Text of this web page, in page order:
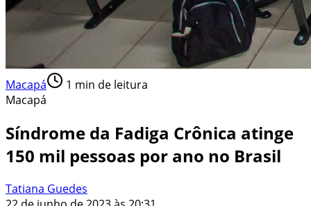
Macapá 1 min de leitura
Macapá
Síndrome da Fadiga Crônica atinge
150 mil pessoas por ano no Brasil
Tatiana Guedes